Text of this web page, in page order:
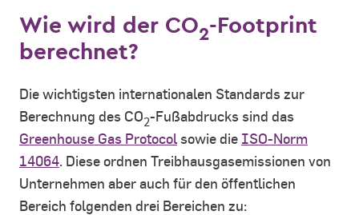
Wie wird der CO2-Footprint
berechnet?
Die wichtigsten internationalen Standards zur
Berechnung des CO2-Fußabdrucks sind das
Greenhouse Gas Protocol sowie die ISO-Norm
14064. Diese ordnen Treibhausgasemissionen von
Unternehmen aber auch für den öffentlichen
Bereich folgenden drei Bereichen zu: